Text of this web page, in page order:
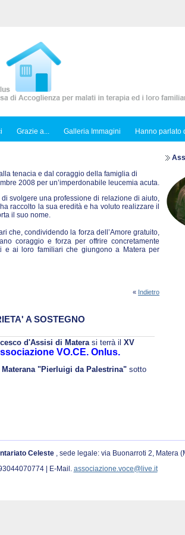
Grazie a... Galleria Immagini Hanno parlato
tenacia e dal coraggio della famiglia di
2008 per un’imperdonabile leucemia acuta.
svolgere una professione di relazione di aiuto,
raccolto la sua eredità e ha voluto realizzare il
il suo nome.
che, condividendo la forza dell’Amore gratuito,
coraggio e forza per offrire concretamente
e ai loro familiari che giungono a Matera per
« Indietro
A SOSTEGNO
d'Assisi di Materasi terrà il XV
VO.CE. Onlus.
"Pierluigi da Palestrina" sotto
Celeste , sede legale: via Buonarroti 2, Matera
| E-Mail. associazione.voce@live.it